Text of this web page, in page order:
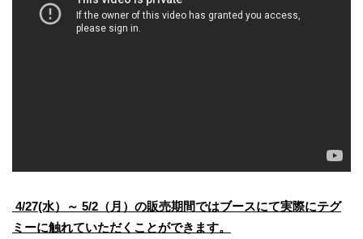
4/27(水）～ 5/2（月）の販売期間ではブースにて実際にテグ
ミーに触れていただくことができます。